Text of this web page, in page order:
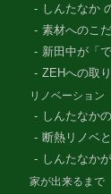
しんたなか
素材へのこ
新田中が「
ZEHへの取
リノベーション
しんたなか
断熱リノベ
しんたなか
家が出来るまで